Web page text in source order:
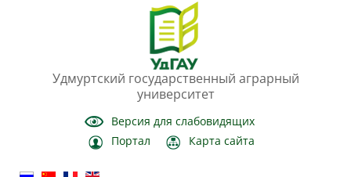
Удмуртский государственный аграрный
университет
Версия для слабовидящих
Портал
Карта сайта